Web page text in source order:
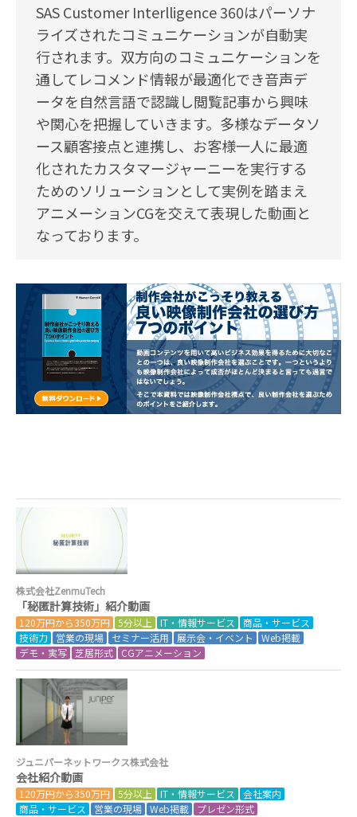
SAS Customer Interlligence 360はパーソナ
ライズされたコミュニケーションが自動実
行されます。双方向のコミュニケーションを
通してレコメンド情報が最適化でき音声デ
ータを自然言語で認識し閲覧記事から興味
や関心を把握していきます。多様なデータソ
ース顧客接点と連携し、お客様一人に最適
化されたカスタマージャーニーを実行する
ためのソリューションとして実例を踏まえ
アニメーションCGを交えて表現した動画と
なっております。
株式会社ZenmuTech
「秘匿計算技術」紹介動画
120万円から350万円 5分以上 IT・情報サービス
商品・サービス
技術力
営業の現場 セミナー活用 展示会・イベント
Web掲載
デモ・実写 芝居形式 CGアニメーション
ジュニパーネットワークス株式会社
会社紹介動画
120万円から350万円 5分以上 IT・情報サービス
会社案内
商品・サービス
営業の現場 Web掲載
プレゼン形式